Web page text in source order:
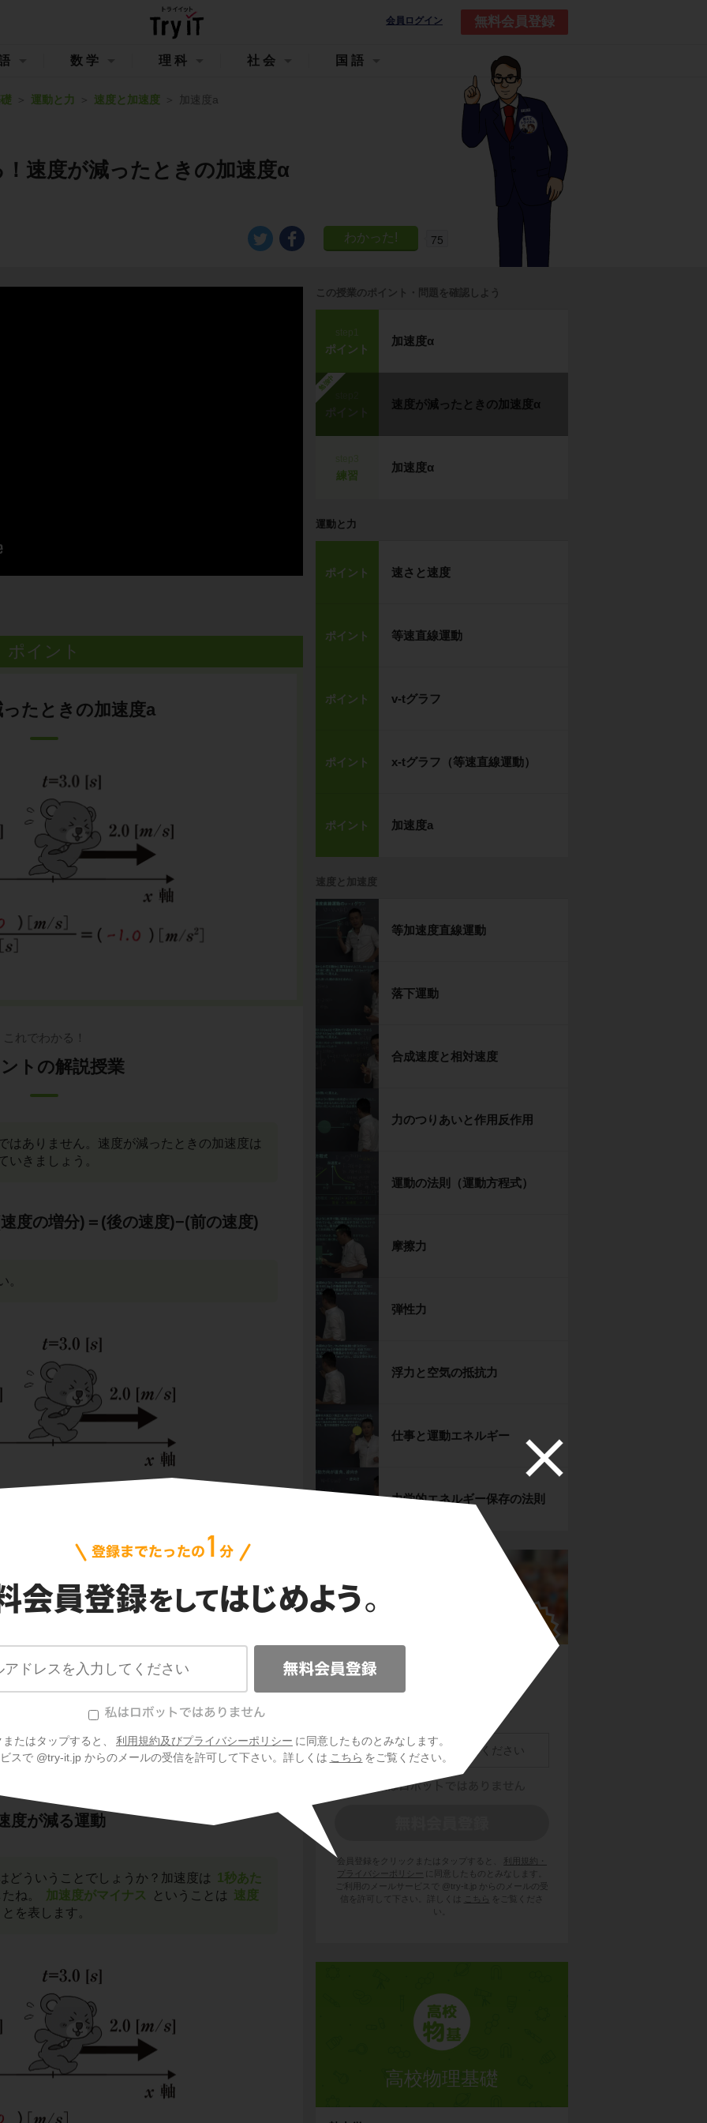
会員ログイン 無料会員登録
たはタップすると、 利用規約及びプライバシーポリシー に同意したものとみなします。
スで @try-it.jp からのメールの受信を許可して下さい。詳しくは こちら をご覧ください。
数学 理科 社会 国語
運動と力 速度と加速度 加速度a
速度が減ったときの加速度α
75
ポイント
たときの加速度a
これでわかる！
トの解説授業
はありません。速度が減ったときの加速度は
いきましょう。
度の増分)＝(後の速度)−(前の速度)
。
った場合の加速度はどう求めたらよいのでし
度はマイナスになるため、
度が減る運動
どういうことでしょうか？加速度は 1秒あた
ね。
加速度がマイナス ということは 速度
を表します。
この授業のポイント・問題を確認しよう
step1
ポイント
加速度α
勉強中
ポイント
速度が減ったときの加速度α
練習
加速度α
運動と力
ポイント 速さと速度
ポイント 等速直線運動
ポイント v-tグラフ
ポイント x-tグラフ（等速直線運動）
ポイント 加速度a
速度と加速度
等加速度直線運動
落下運動
合成速度と相対速度
力のつりあいと作用反作用
運動の法則（運動方程式）
摩擦力
弾性力
浮力と空気の抵抗力
仕事と運動エネルギー
力学的エネルギー保存の法則
会員登録をクリックまたはタップすると、
利用規約・
プライバシーポリシー
に同意したものとみなします。
ご利用のメールサービスで @try-it.jp からのメールの受
信を許可して下さい。詳しくは
こちら
をご覧くださ
い。
高校物理基礎